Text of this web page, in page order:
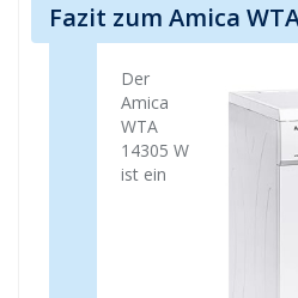
Fazit zum Amica
Der
Amica
WTA
14305 W
ist ein